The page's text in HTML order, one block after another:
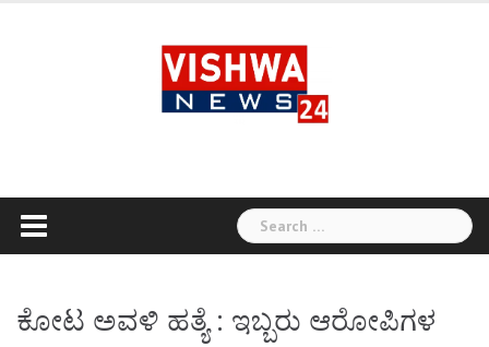
Search
for:
ಕೋಟ ಅವಳಿ ಹತ್ಯೆ : ಇಬ್ಬರು ಆರೋಪಿಗಳ